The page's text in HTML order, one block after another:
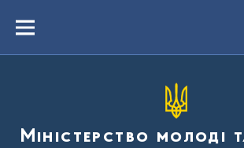
вмістуMenu
Міністерство молоді